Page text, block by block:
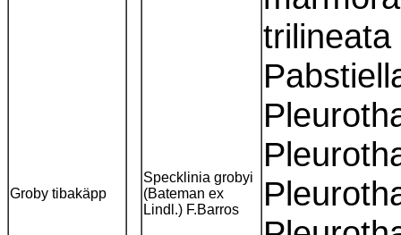
Groby tibakäpp
Specklinia grobyi
(Bateman ex
Lindl.) F.Barros